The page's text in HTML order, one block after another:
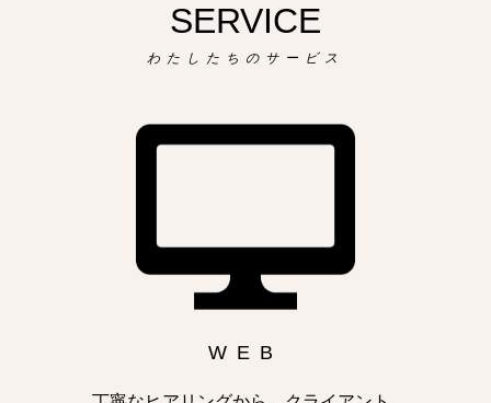
SERVICE
わたしたちのサービス
WEB